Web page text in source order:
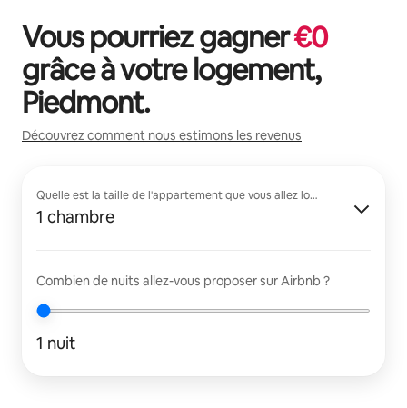
Vous pourriez gagner€0
grâce à votre logement,
Piedmont.
Découvrez comment nous estimons les revenus
Quelle est la taille de l'appartement que vous allez louer ?
1 chambre
Combien de nuits allez-vous proposer sur Airbnb ?
1 nuit